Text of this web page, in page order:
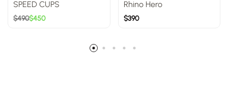
SPEED CUPS
$490$450
Rhino Hero
$390